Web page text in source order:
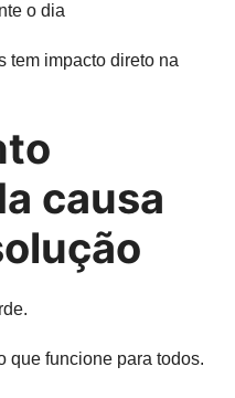
o dia
tem impacto direto na
causa
que funcione para todos.